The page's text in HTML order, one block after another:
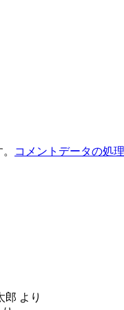
コメントデータの処
郎 より